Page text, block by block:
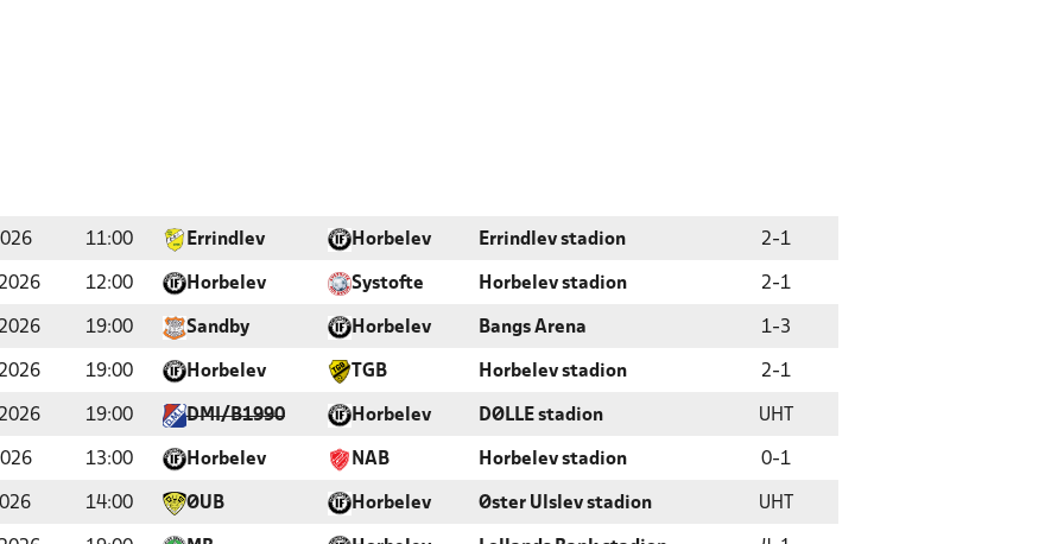
11:00 Errindlev Horbelev Errindlev stadion 2-1
12:00 Horbelev Systofte Horbelev stadion 2-1
19:00 Sandby Horbelev Bangs Arena 1-3
19:00 Horbelev TGB Horbelev stadion 2-1
19:00 DMI/B1990 Horbelev DØLLE stadion UHT
13:00 Horbelev NAB Horbelev stadion 0-1
14:00 ØUB Horbelev Øster Ulslev stadion UHT